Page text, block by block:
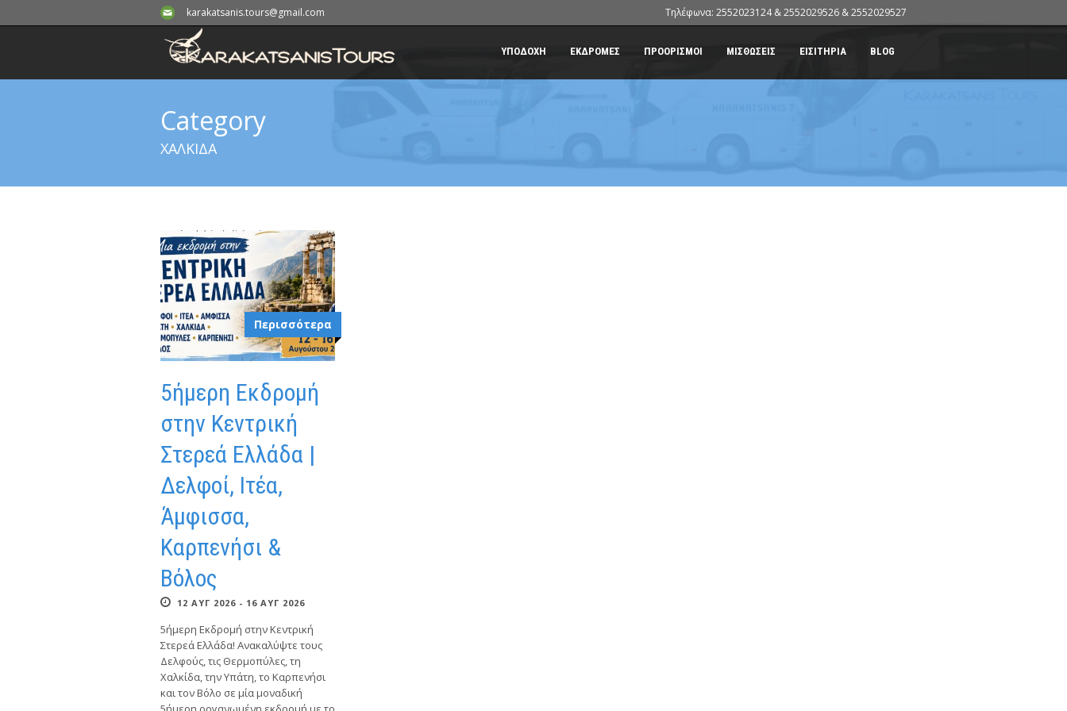
karakatsanis.tours@gmail.com Τηλέφωνα: 2552023124 & 2552029526 & 2552029527
ΥΠΟΔΟΧΗ ΕΚΔΡΟΜΕΣ ΠΡΟΟΡΙΣΜΟΙ ΜΙΣΘΩΣΕΙΣ ΕΙΣΙΤΗΡΙΑ BLOG
Category
ΧΑΛΚΙΔΑ
Περισσότερα
5ήμερη Εκδρομή
στην Κεντρική
Στερεά Ελλάδα |
Δελφοί, Ιτέα,
Άμφισσα,
Καρπενήσι &
Βόλος
12 ΑΥΓ 2026 - 16 ΑΥΓ 2026
5ήμερη Εκδρομή στην Κεντρική
Στερεά Ελλάδα! Ανακαλύψτε τους
Δελφούς, τις Θερμοπύλες, τη
Χαλκίδα, την Υπάτη, το Καρπενήσι
και τον Βόλο σε μία μοναδική